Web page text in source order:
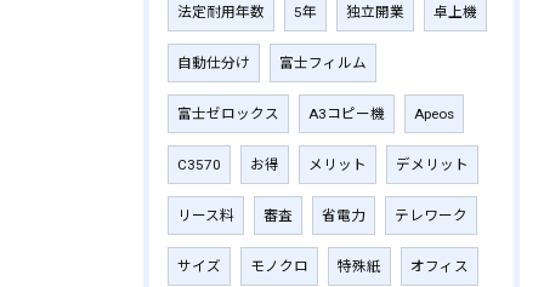
法定耐用年数 5年 独立開業 卓上機
自動仕分け 富士フィルム
富士ゼロックス A3コピー機 Apeos
C3570 お得 メリット デメリット
リース料 審査 省電力 テレワーク
サイズ モノクロ 特殊紙 オフィス